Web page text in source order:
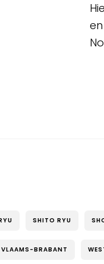
SHITO RYU
VLAAMS-BRABANT